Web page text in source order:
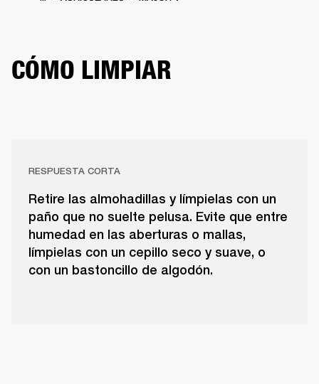
CÓMO LIMPIAR
RESPUESTA CORTA
Retire las almohadillas y límpielas con un
paño que no suelte pelusa. Evite que entre
humedad en las aberturas o mallas,
límpielas con un cepillo seco y suave, o
con un bastoncillo de algodón.